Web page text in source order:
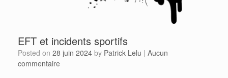
EFT et incidents sportifs
Posted on 28 juin 2024 by Patrick Lelu | Aucun
commentaire